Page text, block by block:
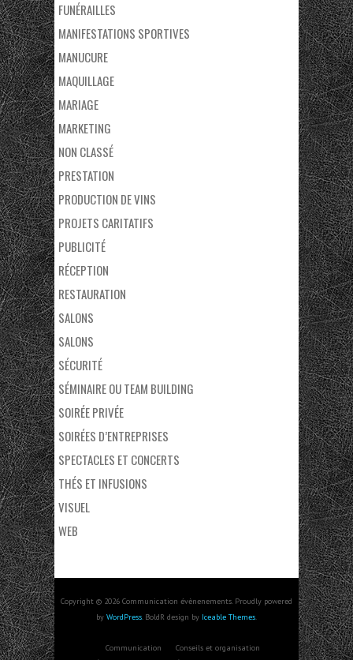
FUNÉRAILLES
MANIFESTATIONS SPORTIVES
MANUCURE
MAQUILLAGE
MARIAGE
MARKETING
NON CLASSÉ
PRESTATION
PRODUCTION DE VINS
PROJETS CARITATIFS
PUBLICITÉ
RÉCEPTION
RESTAURATION
SALONS
SALONS
SÉCURITÉ
SÉMINAIRE OU TEAM BUILDING
SOIRÉE PRIVÉE
SOIRÉES D’ENTREPRISES
SPECTACLES ET CONCERTS
THÉS ET INFUSIONS
VISUEL
WEB
Copyright © 2026 Communication évènenements. Proudly powered
by WordPress. BoldR design by Iceable Themes.
Communication
Conseils et organisation